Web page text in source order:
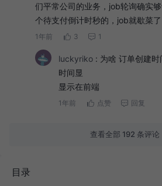
们平常公司的业务，job轮询确实
个待支付倒计时秒的，job就歇菜了
1年前 3 1
luckyriko : 为啥 订单创建
时间显
显示在前端
1年前 点赞 回复
查看全部 192 条评论
目录
优点
缺点
适用场景
方案2: 被动关闭
缺点